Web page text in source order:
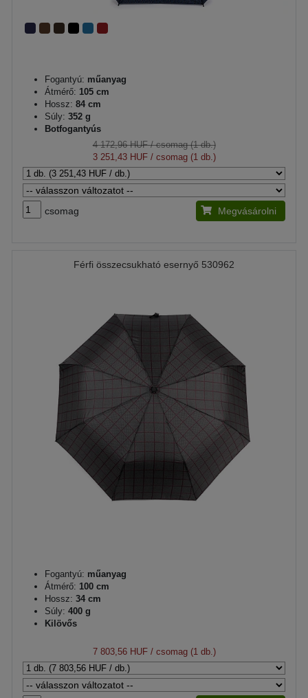
Fogantyú: műanyag
Átmérő: 105 cm
Hossz: 84 cm
Súly: 352 g
Botfogantyús
4 172,96 HUF/ csomag (1 db.)
3 251,43 HUF/ csomag (1 db.)
csomag Megvásárolni
Férfi összecsukható esernyő 530962
Fogantyú: műanyag
Átmérő: 100 cm
Hossz: 34 cm
Súly: 400 g
Kilövős
7 803,56 HUF/ csomag (1 db.)